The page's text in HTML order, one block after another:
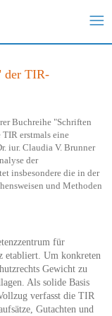
der TIR-
Buchreihe "Schriften
erstmals eine
iur. Claudia V. Brunner
der
insbesondere die in der
und Methoden
für
etabliert. Um konkreten
Gewicht zu
Als solide Basis
verfasst die TIR
Gutachten und